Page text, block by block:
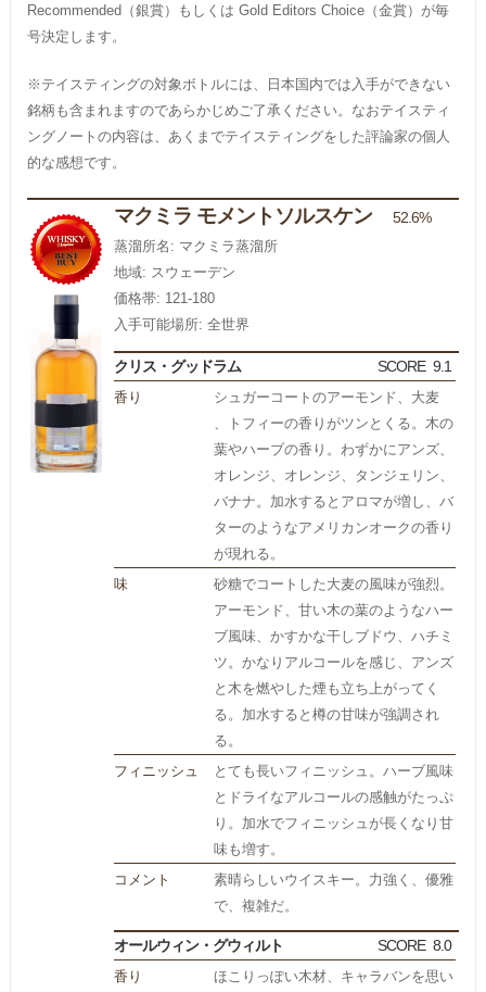
Recommended（銀賞）もしくは Gold Editors Choice（金賞）が毎
号決定します。
※テイスティングの対象ボトルには、日本国内では入手ができない
銘柄も含まれますのであらかじめご了承ください。なおテイスティ
ングノートの内容は、あくまでテイスティングをした評論家の個人
的な感想です。
マクミラ モメントソルスケン 52.6%
蒸溜所名: マクミラ蒸溜所
地域: スウェーデン
価格帯: 121-180
入手可能場所: 全世界
クリス・グッドラム SCORE 9.1
香り
シュガーコートのアーモンド、大麦
、トフィーの香りがツンとくる。木の
葉やハーブの香り。わずかにアンズ、
オレンジ、オレンジ、タンジェリン、
バナナ。加水するとアロマが増し、バ
ターのようなアメリカンオークの香り
が現れる。
味
砂糖でコートした大麦の風味が強烈。
アーモンド、甘い木の葉のようなハー
ブ風味、かすかな干しブドウ、ハチミ
ツ。かなりアルコールを感じ、アンズ
と木を燃やした煙も立ち上がってく
る。加水すると樽の甘味が強調され
る。
フィニッシュ
とても長いフィニッシュ。ハーブ風味
とドライなアルコールの感触がたっぷ
り。加水でフィニッシュが長くなり甘
味も増す。
コメント
素晴らしいウイスキー。力強く、優雅
で、複雑だ。
オールウィン・グウィルト SCORE 8.0
香り
ほこりっぽい木材、キャラバンを思い